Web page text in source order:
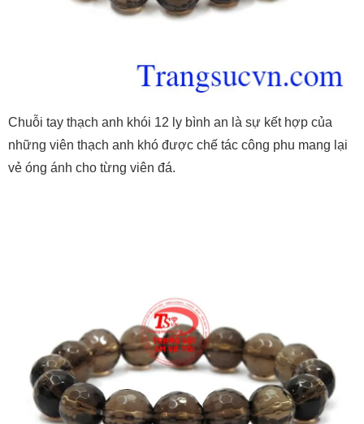
Chuỗi tay thạch anh khói 12 ly bình an là sự kết hợp của
những viên thạch anh khó được chế tác công phu mang lại
vẻ óng ánh cho từng viên đá.